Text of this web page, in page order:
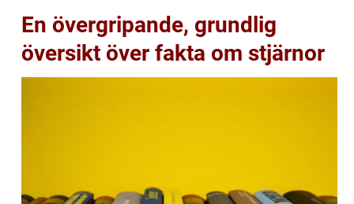
En övergripande, grundlig
översikt över fakta om stjärnor